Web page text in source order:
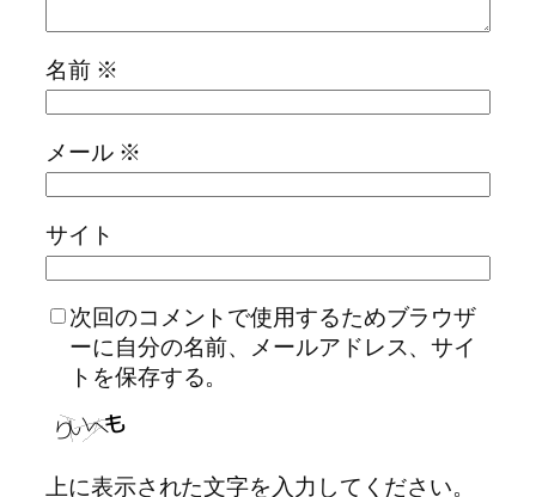
名前 ※
メール ※
サイト
次回のコメントで使用するためブラウザ
ーに自分の名前、メールアドレス、サイ
トを保存する。
上に表示された文字を入力してください。